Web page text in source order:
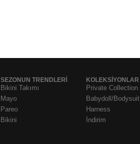
SEZONUN TRENDLERI
Bikini Takımı
Mayo
Pareo
Bikini
KOLEKSIYONLAR
Private Collection
Babydoll/Bodysuit
Harness
İndirim